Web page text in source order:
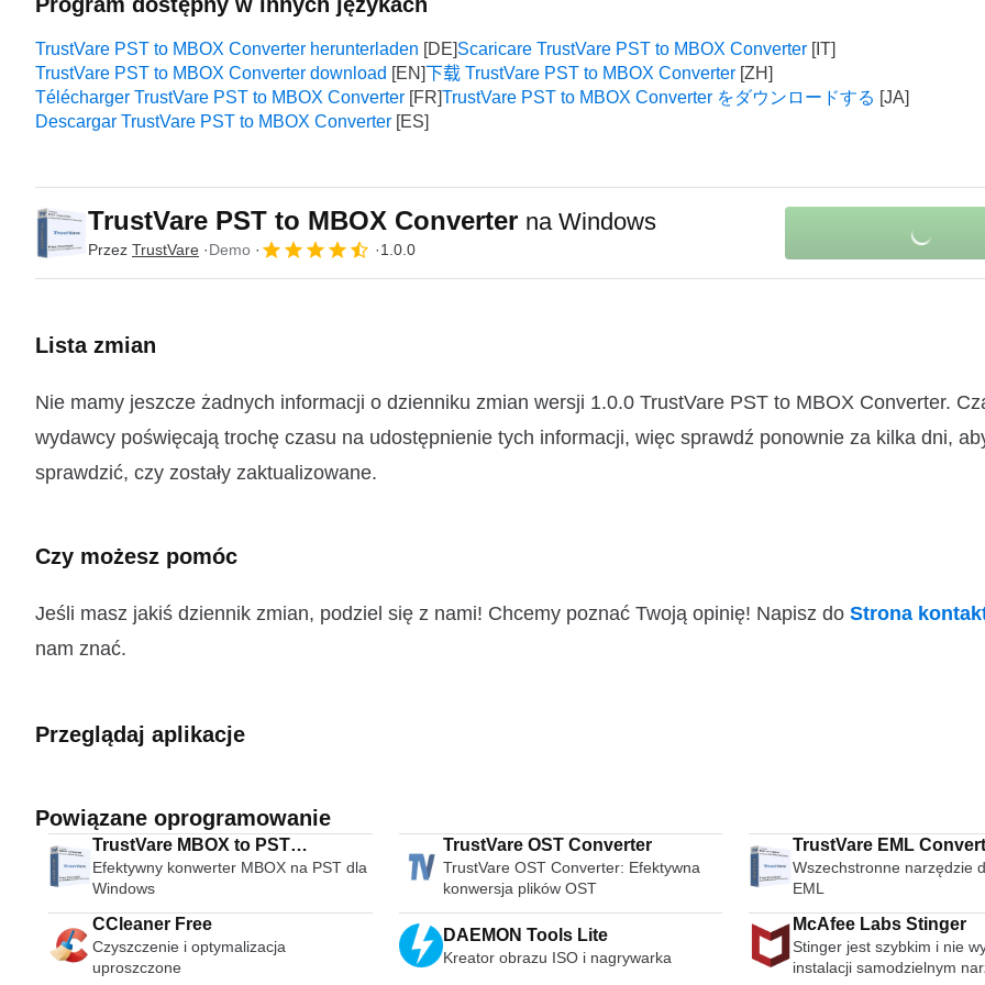
TrustVare PST to MBOX Converter herunterladen
Scaricare TrustVare PST to MBOX Converter
TrustVare PST to MBOX Converter download
下载 TrustVare PST to MBOX Converter
Télécharger TrustVare PST to MBOX Converter
TrustVare PST to MBOX Converter をダウンロードする
Descargar TrustVare PST to MBOX Converter
TrustVare PST to MBOX Converter na Windows
Przez TrustVare Demo 1.0.0
Lista zmian
Nie mamy jeszcze żadnych informacji o dzienniku zmian wersji 1.0.0 TrustVare PST to MBOX Converter.
wydawcy poświęcają trochę czasu na udostępnienie tych informacji, więc sprawdź ponownie za kilka dni,
sprawdzić, czy zostały zaktualizowane.
Czy możesz pomóc
Jeśli masz jakiś dziennik zmian, podziel się z nami! Chcemy poznać Twoją opinię! Napisz do Strona
nam znać.
Przeglądaj aplikacje
Powiązane oprogramowanie
TrustVare MBOX to PST
Converter
Efektywny konwerter MBOX na PST dla
Windows
TrustVare OST Converter
TrustVare OST Converter: Efektywna
konwersja plików OST
TrustVare EML
Wszechstronne narzędzie
EML
CCleaner Free
Czyszczenie i optymalizacja
uproszczone
DAEMON Tools Lite
Kreator obrazu ISO i nagrywarka
McAfee Labs Stinger
Stinger jest szybkim i nie
instalacji samodzielnym